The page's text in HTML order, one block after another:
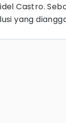
Castro.
yang